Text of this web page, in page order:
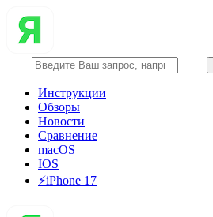
Инструкции
Обзоры
Новости
Сравнение
macOS
IOS
⚡️iPhone 17